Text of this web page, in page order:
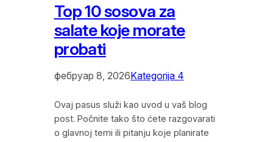
Top 10 sosova za
salate koje morate
probati
фебруар 8, 2026Kategorija 4
Ovaj pasus služi kao uvod u vaš blog
post. Počnite tako što ćete razgovarati
o glavnoj temi ili pitanju koje planirate